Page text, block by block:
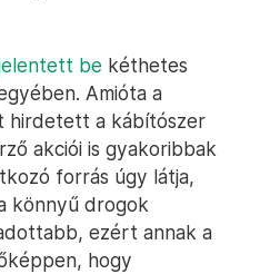
be kéthetes
Amióta a
hirdetett a kábítószer
akciói is gyakoribbak
forrás úgy látja,
könnyű drogok
ezért annak a
hogy